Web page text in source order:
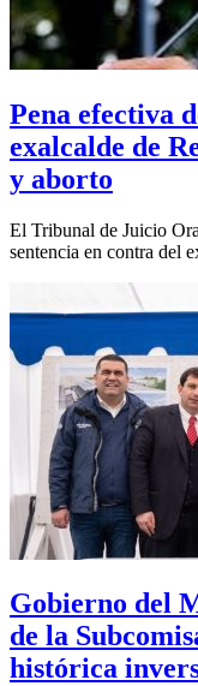
Pena efectiva
exalcalde de
y aborto
El Tribunal de Juicio
sentencia en contra del
Gobierno del
de la
histórica